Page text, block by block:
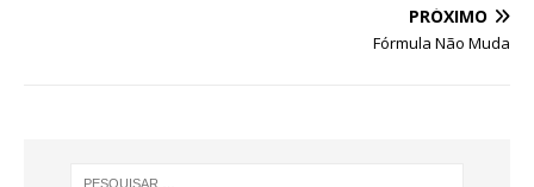
PRÓXIMO
Fórmula Não Muda